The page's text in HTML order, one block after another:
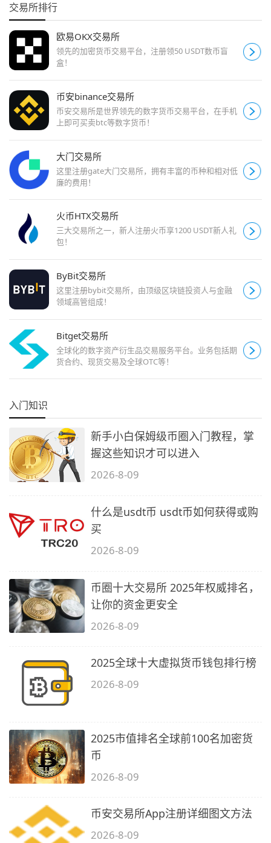
交易所排行
欧易OKX交易所
领先的加密货币交易平台，注册领50 USDT数币盲
盒！
币安binance交易所
币安交易所是世界领先的数字货币交易平台，在手机
上即可买卖btc等数字货币！
大门交易所
这里注册gate大门交易所，拥有丰富的币种和相对低
廉的费用！
火币HTX交易所
三大交易所之一，新人注册火币享1200 USDT新人礼
包！
ByBit交易所
这里注册bybit交易所，由顶级区块链投资人与金融
领域高管组成！
Bitget交易所
全球化的数字资产衍生品交易服务平台。业务包括期
货合约、现货交易及全球OTC等！
入门知识
新手小白保姆级币圈入门教程，掌
握这些知识才可以进入
2026-8-09
什么是usdt币 usdt币如何获得或购
买
2026-8-09
币圈十大交易所 2025年权威排名，
让你的资金更安全
2026-8-09
2025全球十大虚拟货币钱包排行榜
2026-8-09
2025市值排名全球前100名加密货
币
2026-8-09
币安交易所App注册详细图文方法
2026-8-09